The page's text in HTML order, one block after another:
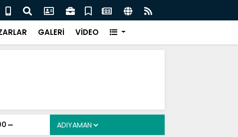
Çocuklara Yönelik Düzenleme Teklifi Görüşmeleri
GALERİ VİDEO